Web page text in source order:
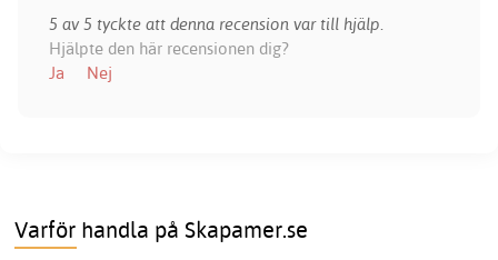
5 av 5 tyckte att denna recension var till hjälp.
Hjälpte den här recensionen dig?
Ja
Nej
Varför handla på Skapamer.se